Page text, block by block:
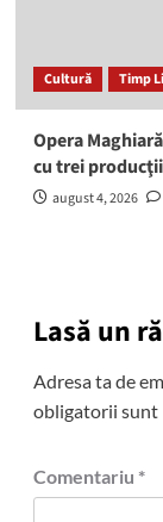
Cultură Timp
Opera
cu trei
august 4, 2026
Lasă un
Adresa ta de
obligatorii sunt
Comentariu *